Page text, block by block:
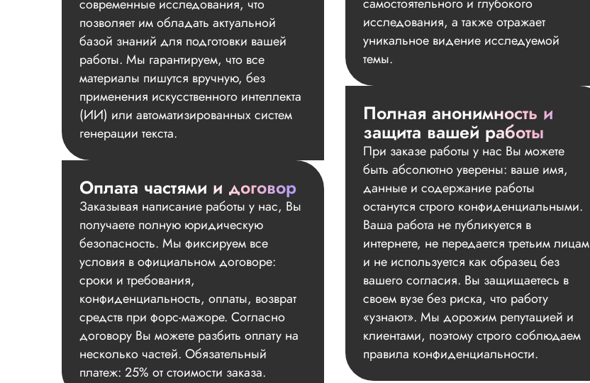
современные исследования, что
позволяет им обладать актуальной
базой знаний для подготовки вашей
работы. Мы гарантируем, что все
материалы пишутся вручную, без
применения искусственного интеллекта
(ИИ) или автоматизированных систем
генерации текста.
Оплата частями и договор
Заказывая написание работы у нас, Вы
получаете полную юридическую
безопасность. Мы фиксируем все
условия в официальном договоре:
сроки и требования,
конфиденциальность, оплаты, возврат
средств при форс-мажоре. Согласно
договору Вы можете разбить оплату на
несколько частей. Обязательный
платеж: 25% от стоимости заказа.
исследования, а также отражает
уникальное видение исследуемой
темы.
Полная анонимность и
защита вашей работы
При заказе работы у нас Вы можете
быть абсолютно уверены: ваше имя,
данные и содержание работы
останутся строго конфиденциальными.
Ваша работа не публикуется в
интернете, не передается третьим лицам
и не используется как образец без
вашего согласия. Вы защищаетесь в
своем вузе без риска, что работу
«узнают». Мы дорожим репутацией и
клиентами, поэтому строго соблюдаем
правила конфиденциальности.